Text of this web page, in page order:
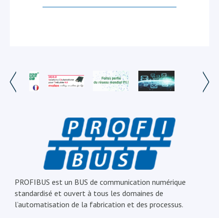
PROFIBUS est un BUS de communication numérique
standardisé et ouvert à tous les domaines de
l’automatisation de la fabrication et des processus.